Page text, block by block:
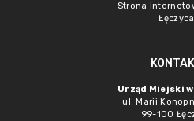
Strona
Łęczyca
Urząd Miejski
ul. Marii
99-100